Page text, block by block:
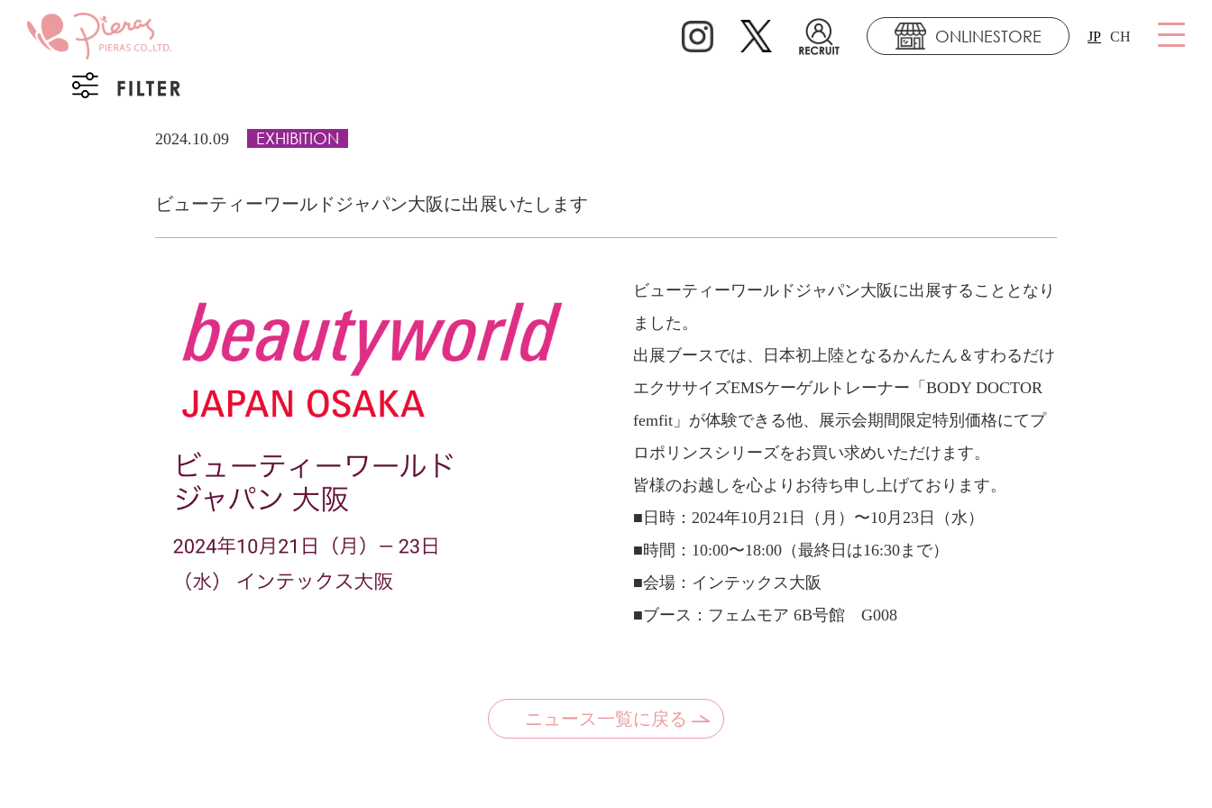
ONLINESTORE JP CH
2024.10.09 EXHIBITION
ビューティーワールドジャパン大阪に出展いたします
ビューティーワールドジャパン大阪に出展することとなり
ました。
出展ブースでは、日本初上陸となるかんたん＆すわるだけ
エクササイズEMSケーゲルトレーナー「BODY DOCTOR
femfit」が体験できる他、展示会期間限定特別価格にてプ
ロポリンスシリーズをお買い求めいただけます。
皆様のお越しを心よりお待ち申し上げております。
■日時：2024年10月21日（月）〜10月23日（水）
■時間：10:00〜18:00（最終日は16:30まで）
■会場：インテックス大阪
■ブース：フェムモア 6B号館 G008
ニュース一覧に戻る